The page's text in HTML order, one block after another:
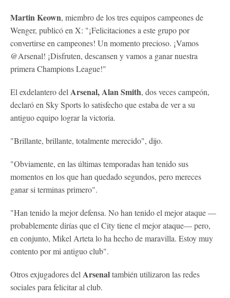
Martin Keown, miembro de los tres equipos campeones de
Wenger, publicó en X: "¡Felicitaciones a este grupo por
convertirse en campeones! Un momento precioso. ¡Vamos
@Arsenal! ¡Disfruten, descansen y vamos a ganar nuestra
primera Champions League!"
El exdelantero del Arsenal, Alan Smith, dos veces campeón,
declaró en Sky Sports lo satisfecho que estaba de ver a su
antiguo equipo lograr la victoria.
"Brillante, brillante, totalmente merecido", dijo.
"Obviamente, en las últimas temporadas han tenido sus
momentos en los que han quedado segundos, pero mereces
ganar si terminas primero".
"Han tenido la mejor defensa. No han tenido el mejor ataque —
probablemente dirías que el City tiene el mejor ataque— pero,
en conjunto, Mikel Arteta lo ha hecho de maravilla. Estoy muy
contento por mi antiguo club".
Otros exjugadores del Arsenaltambién utilizaron las redes
sociales para felicitar al club.